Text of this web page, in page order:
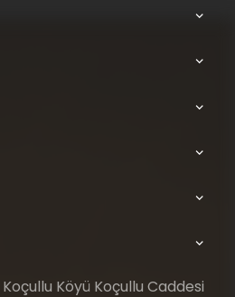
Köyü Koçullu Caddesi